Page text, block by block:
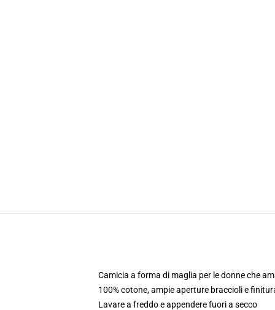
Camicia a forma di maglia per le donne che
100% cotone, ampie aperture braccioli e
Lavare a freddo e appendere fuori a secco